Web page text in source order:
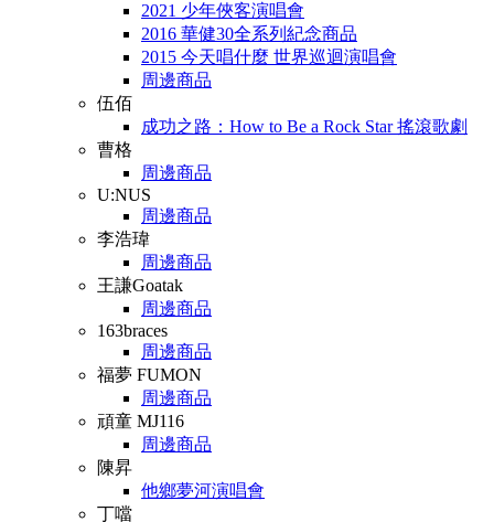
2021 少年俠客演唱會
2016 華健30全系列紀念商品
2015 今天唱什麼 世界巡迴演唱會
周邊商品
伍佰
成功之路：How to Be a Rock Star 搖滾歌劇
曹格
周邊商品
U:NUS
周邊商品
李浩瑋
周邊商品
王謙Goatak
周邊商品
163braces
周邊商品
福夢 FUMON
周邊商品
頑童 MJ116
周邊商品
陳昇
他鄉夢河演唱會
丁噹